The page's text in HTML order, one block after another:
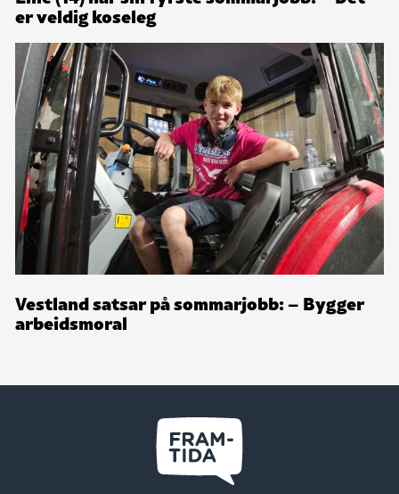
er veldig koseleg
Vestland satsar på sommarjobb: – Bygger
arbeidsmoral